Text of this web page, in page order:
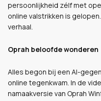
persoonlijkheid zélf met
online valstrikken is
verhaal.
Oprah beloofde wonderen
Alles begon bij een AI-
online tegenkwam. In de
namaakversie van Oprah